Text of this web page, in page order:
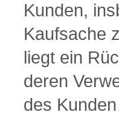
Kunden,
Kaufsache
liegt ein
deren
des